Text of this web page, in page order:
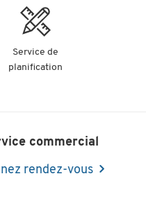
Service de
planification
commercial
rendez-vous